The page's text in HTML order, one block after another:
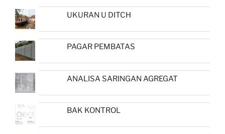
UKURAN U DITCH
PAGAR PEMBATAS
ANALISA SARINGAN AGREGAT
BAK KONTROL